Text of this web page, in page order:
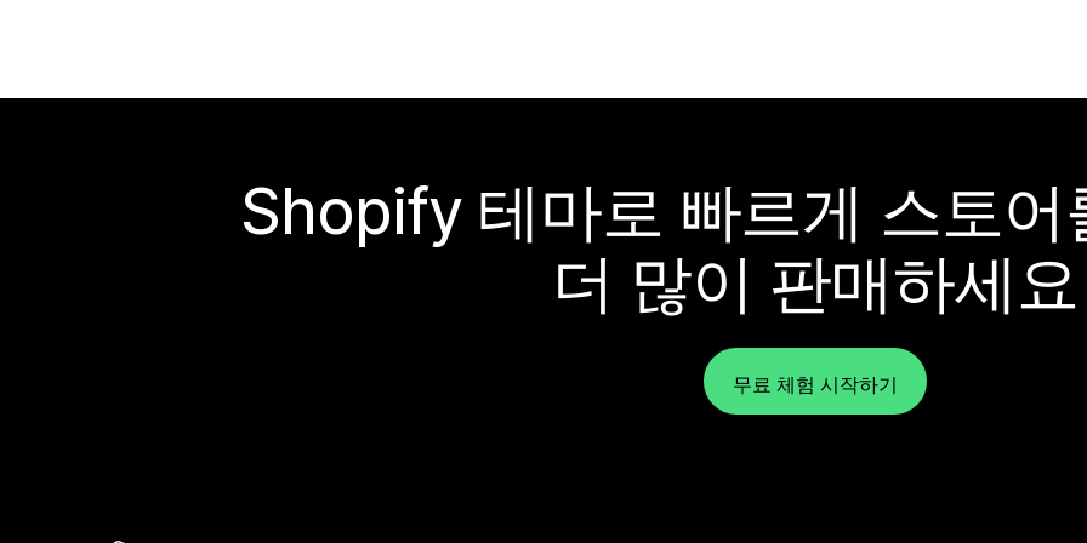
Shopify 테마로 빠르게 스토어
더 많이 판매하세요
무료 체험 시작하기